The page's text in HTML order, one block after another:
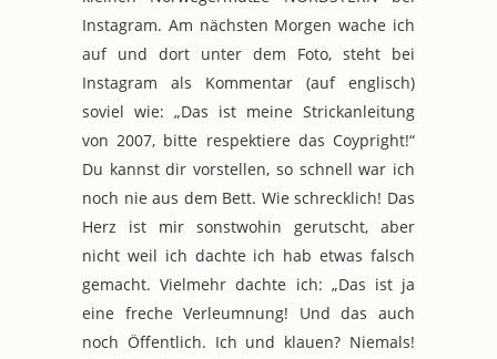
Instagram. Am nächsten Morgen wache ich
auf und dort unter dem Foto, steht bei
Instagram als Kommentar (auf englisch)
soviel wie: „Das ist meine Strickanleitung
von 2007, bitte respektiere das Coypright!“
Du kannst dir vorstellen, so schnell war ich
noch nie aus dem Bett. Wie schrecklich! Das
Herz ist mir sonstwohin gerutscht, aber
nicht weil ich dachte ich hab etwas falsch
gemacht. Vielmehr dachte ich: „Das ist ja
eine freche Verleumnung! Und das auch
noch Öffentlich. Ich und klauen? Niemals!